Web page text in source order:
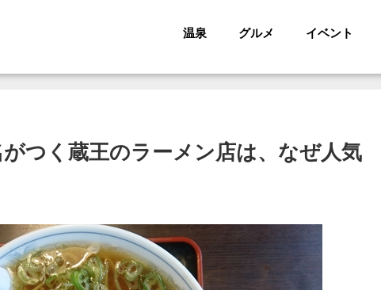
温泉 グルメ イベント
つく蔵王のラーメン店は、なぜ人気